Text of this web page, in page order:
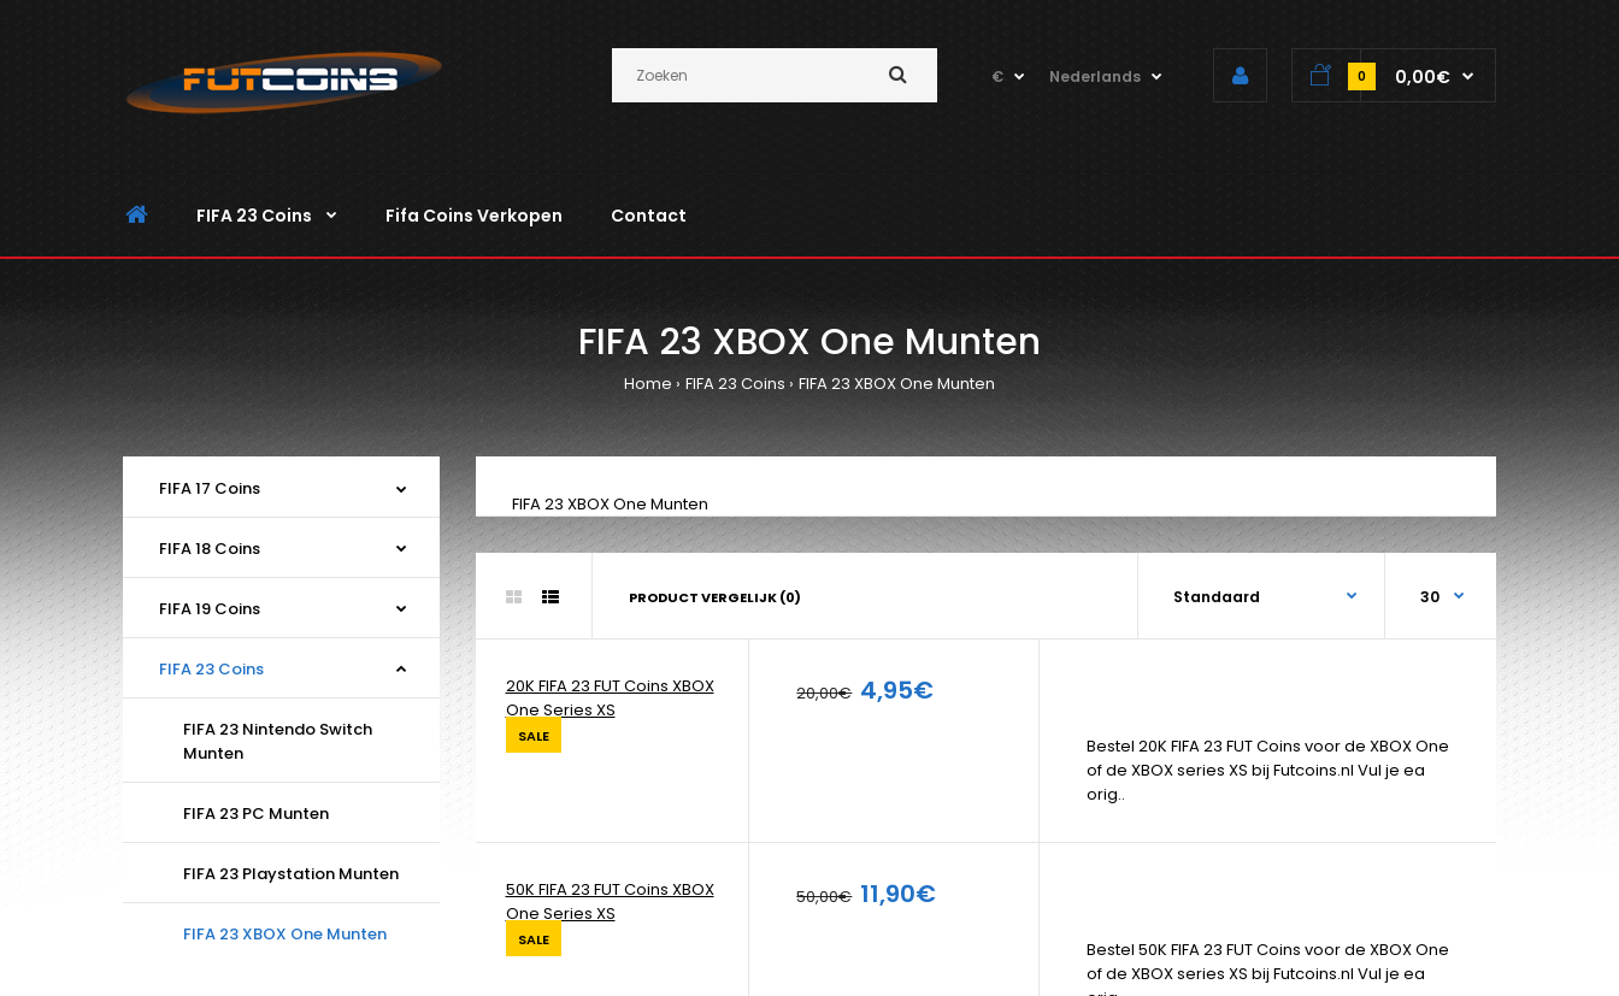
€ Nederlands 0 0,00€
FIFA 23 Coins Fifa Coins Verkopen Contact
FIFA 23 XBOX One Munten
Home FIFA 23 Coins FIFA 23 XBOX One Munten
FIFA 17 Coins
FIFA 18 Coins
FIFA 19 Coins
FIFA 23 Coins
FIFA 23 Nintendo Switch
Munten
FIFA 23 PC Munten
FIFA 23 Playstation Munten
FIFA 23 XBOX One Munten
FIFA 23 XBOX One Munten
PRODUCT VERGELIJK (0)
20K FIFA 23 FUT Coins XBOX
One Series XS
SALE
20,00€ 4,95€
Bestel 20K FIFA 23 FUT Coins voor de XBOX One
of de XBOX series XS bij Futcoins.nl Vul je ea
orig..
50K FIFA 23 FUT Coins XBOX
One Series XS
SALE
50,00€ 11,90€
Bestel 50K FIFA 23 FUT Coins voor de XBOX One
of de XBOX series XS bij Futcoins.nl Vul je ea